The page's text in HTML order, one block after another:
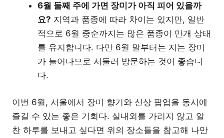
6월 둘째 주에 가면 장미가 아직 피어 있을까
요? 지역과 품종에 따라 차이는 있지만, 일반
적으로 6월 중순까지는 많은 품종이 만개 상태
를 유지합니다. 다만 6월 말부터는 지는 장미
가 늘어나므로 서둘러 방문하는 것이 좋습니
다.
이번 6월, 서울에서 장미 향기와 신상 팝업을 동시에
즐길 수 있는 좋은 기회다. 실내외를 가리지 않고 알
찬 하루를 보내고 싶다면 위의 장소들을 참고해 나만